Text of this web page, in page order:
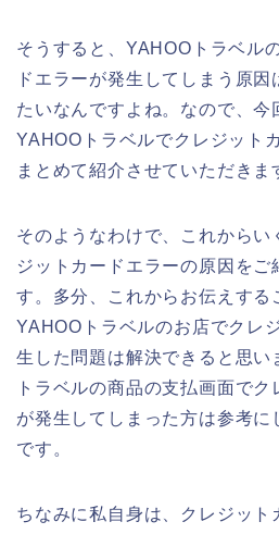
そうすると、YAHOOトラベル
ドエラーが発生してしまう原
たいなんですよね。なので、今
YAHOOトラベルでクレジット
まとめて紹介させていただきま
そのようなわけで、これからい
ジットカードエラーの原因をご
す。多分、これからお伝えする
YAHOOトラベルのお店でクレ
生した問題は解決できると思い
トラベルの商品の支払画面で
が発生してしまった方は参考に
です。
ちなみに私自身は、クレジット